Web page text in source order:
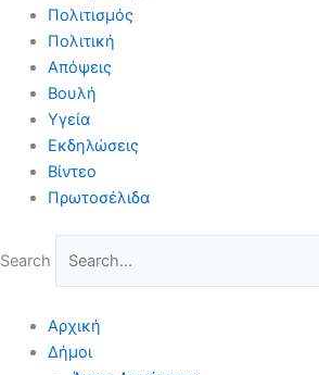
Πολιτισμός
Πολιτική
Απόψεις
Βουλή
Υγεία
Εκδηλώσεις
Βίντεο
Πρωτοσέλιδα
Search
Αρχική
Δήμοι